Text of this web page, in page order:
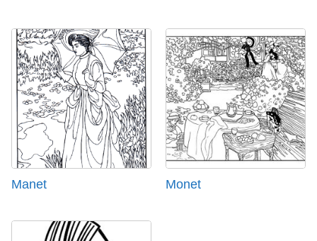
Manet Monet